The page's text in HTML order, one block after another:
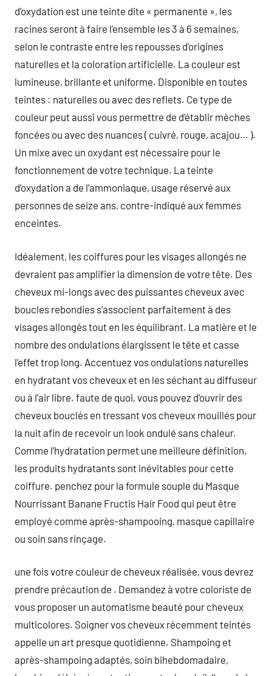
d’oxydation est une teinte dite « permanente », les
racines seront à faire l’ensemble les 3 à 6 semaines,
selon le contraste entre les repousses d’origines
naturelles et la coloration artificielle. La couleur est
lumineuse, brillante et uniforme. Disponible en toutes
teintes : naturelles ou avec des reflets. Ce type de
couleur peut aussi vous permettre de d’établir mèches
foncées ou avec des nuances ( cuivré, rouge, acajou… ).
Un mixe avec un oxydant est nécessaire pour le
fonctionnement de votre technique. La teinte
d’oxydation a de l’ammoniaque, usage réservé aux
personnes de seize ans, contre-indiqué aux femmes
enceintes.
Idéalement, les coiffures pour les visages allongés ne
devraient pas amplifier la dimension de votre tête. Des
cheveux mi-longs avec des puissantes cheveux avec
boucles rebondies s’associent parfaitement à des
visages allongés tout en les équilibrant. La matière et le
nombre des ondulations élargissent le tête et casse
l’effet trop long. Accentuez vos ondulations naturelles
en hydratant vos cheveux et en les séchant au diffuseur
ou à l’air libre. faute de quoi, vous pouvez d’ouvrir des
cheveux bouclés en tressant vos cheveux mouillés pour
la nuit afin de recevoir un look ondulé sans chaleur.
Comme l’hydratation permet une meilleure définition,
les produits hydratants sont inévitables pour cette
coiffure. penchez pour la formule souple du Masque
Nourrissant Banane Fructis Hair Food qui peut être
employé comme après-shampooing, masque capillaire
ou soin sans rinçage.
une fois votre couleur de cheveux réalisée, vous devrez
prendre précaution de . Demandez à votre coloriste de
vous proposer un automatisme beauté pour cheveux
multicolores. Soigner vos cheveux récemment teintés
appelle un art presque quotidienne. Shampoing et
après-shampoing adaptés, soin bihebdomadaire,